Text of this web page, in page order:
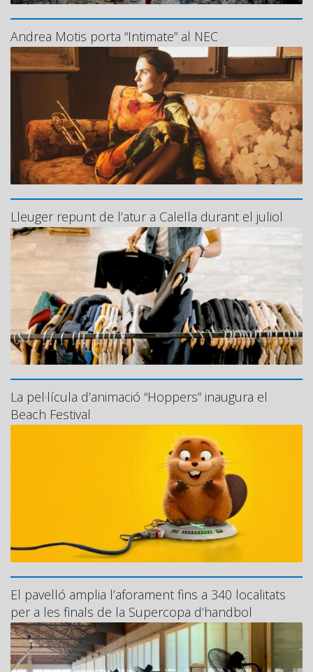
Andrea Motis porta “Intimate” al NEC
Lleuger repunt de l’atur a Calella durant el juliol
La pel·lícula d’animació “Hoppers” inaugura el
Beach Festival
El pavelló amplia l’aforament fins a 340 localitats
per a les finals de la Supercopa d’handbol